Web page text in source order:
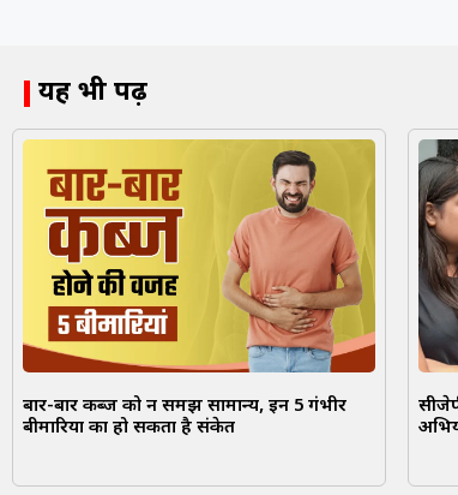
यह भी पढ़ें
बार-बार कब्ज को न समझें सामान्य, इन 5 गंभीर
बीमारियों का हो सकता है संकेत